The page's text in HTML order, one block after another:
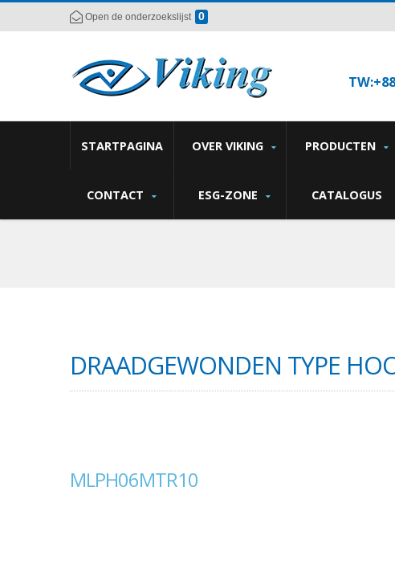
Open de onderzoekslijst 0
STARTPAGINA OVER VIKING PRODUCTEN
CONTACT ESG-ZONE CATALOGUS
DRAADGEWONDEN TYPE
MLPH06MTR10